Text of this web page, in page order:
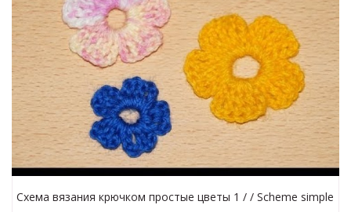
Схема вязания крючком простые цветы 1 / / Scheme simple